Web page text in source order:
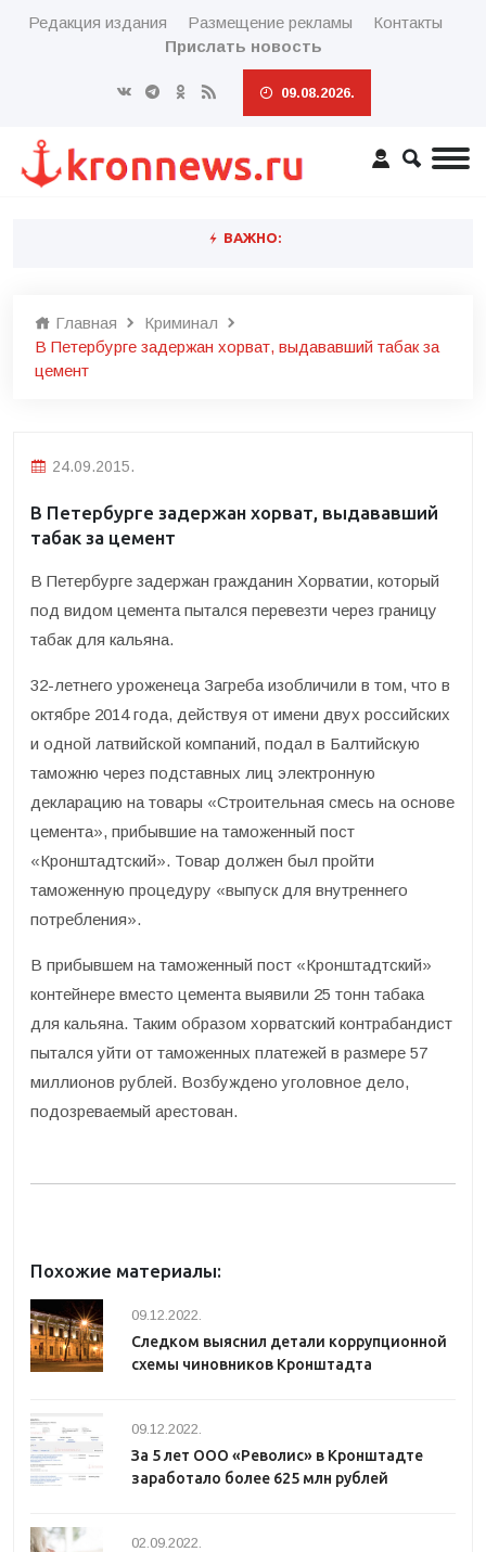
Редакция издания Размещение рекламы
Контакты
Прислать новость
09.08.2026.
ВАЖНО:
Главная
Криминал
В Петербурге задержан хорват, выдававший табак за
цемент
24.09.2015.
В Петербурге задержан хорват, выдававший
табак за цемент
В Петербурге задержан гражданин Хорватии, который
под видом цемента пытался перевезти через границу
табак для кальяна.
32-летнего уроженеца Загреба изобличили в том, что в
октябре 2014 года, действуя от имени двух российских
и одной латвийской компаний, подал в Балтийскую
таможню через подставных лиц электронную
декларацию на товары «Строительная смесь на основе
цемента», прибывшие на таможенный пост
«Кронштадтский». Товар должен был пройти
таможенную процедуру «выпуск для внутреннего
потребления».
В прибывшем на таможенный пост «Кронштадтский»
контейнере вместо цемента выявили 25 тонн табака
для кальяна. Таким образом хорватский контрабандист
пытался уйти от таможенных платежей в размере 57
миллионов рублей. Возбуждено уголовное дело,
подозреваемый арестован.
Похожие материалы:
09.12.2022.
Следком выяснил детали коррупционной
схемы чиновников Кронштадта
09.12.2022.
За 5 лет ООО «Револис» в Кронштадте
заработало более 625 млн рублей
02.09.2022.